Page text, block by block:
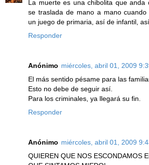
La muerte es una chibolita que
se traslada de mano a mano
un juego de primaria, así de infantil,
Responder
Anónimo miércoles, abril 01, 2009
El más sentido pésame para las
Esto no debe de seguir así.
Para los criminales, ya llegará su fin.
Responder
Anónimo miércoles, abril 01, 2009
QUIEREN QUE NOS ESCONDAMOS